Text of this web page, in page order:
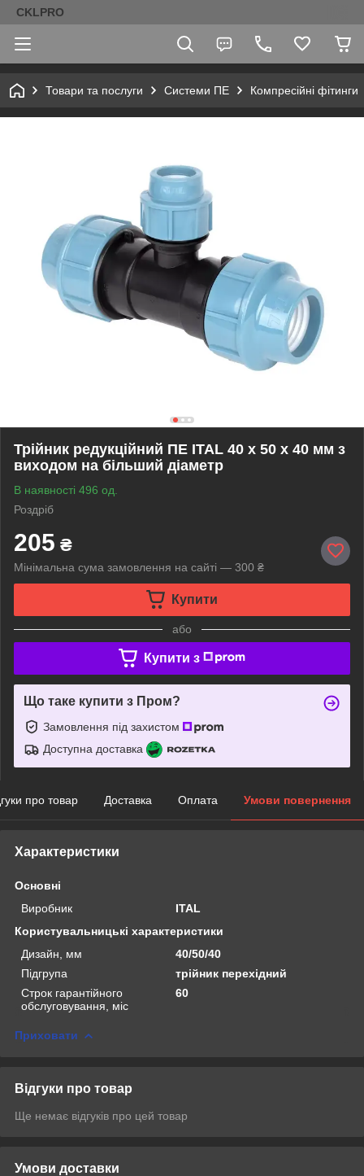
CKLPRO
Товари та послуги Системи ПЕ Компресійні фітинги
Трійник редукційний ПЕ ITAL 40 x 50 x 40 мм з
виходом на більший діаметр
В наявності 496 од.
Роздріб
205 ₴
Мінімальна сума замовлення на сайті — 300 ₴
Купити
або
Купити з
Що таке купити з Пром?
Замовлення під захистом
Доступна доставка
про товар Доставка Оплата Умови повернення
Характеристики
Основні
Виробник
ITAL
Користувальницькі характеристики
Дизайн, мм
40/50/40
Підгрупа
трійник перехідний
Строк гарантійного
обслуговування, міс
60
Приховати
Відгуки про товар
Ще немає відгуків про цей товар
Умови доставки